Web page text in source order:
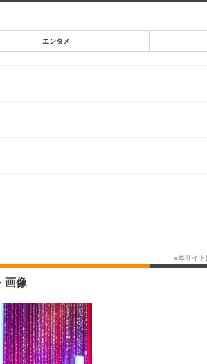
その他
エンタメ
画像